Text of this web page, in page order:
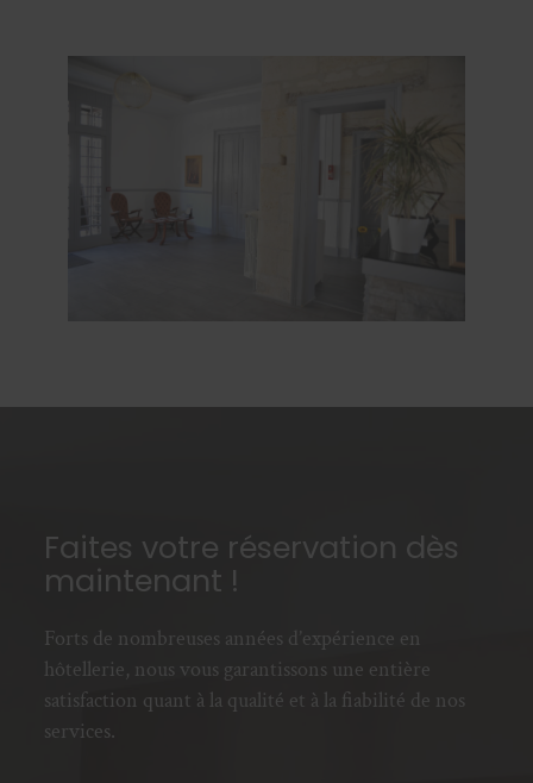
Faites votre réservation dès
maintenant !
Forts de nombreuses années d’expérience en
hôtellerie, nous vous garantissons une entière
satisfaction quant à la qualité et à la fiabilité de nos
services.